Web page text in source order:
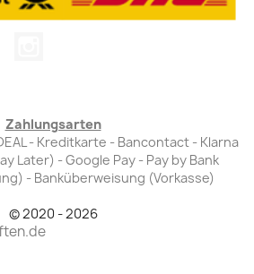
Zahlungsarten
- Kreditkarte - Bancontact - Klarna
Later) - Google Pay - Pay by Bank
- Banküberweisung (Vorkasse)
© 2020 - 2026